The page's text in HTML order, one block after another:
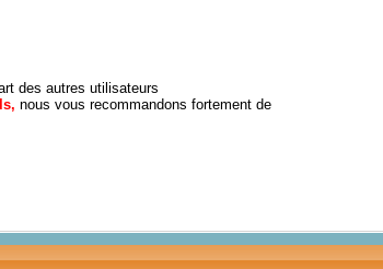
des autres utilisateurs
nous vous recommandons fortement de